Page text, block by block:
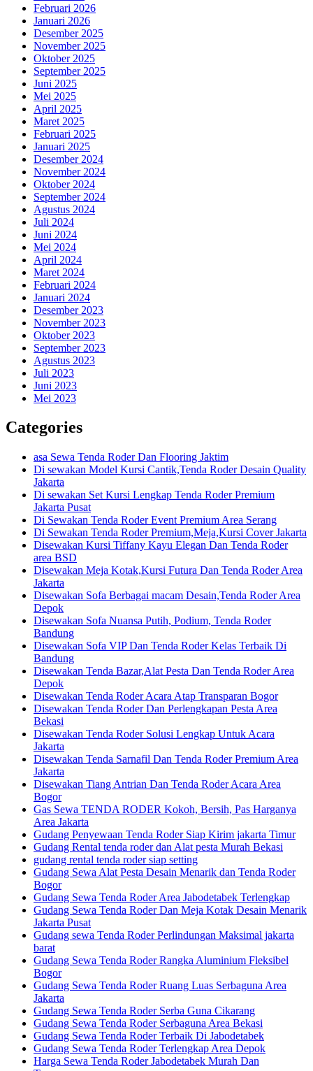
Februari 2026
Januari 2026
Desember 2025
November 2025
Oktober 2025
September 2025
Juni 2025
Mei 2025
April 2025
Maret 2025
Februari 2025
Januari 2025
Desember 2024
November 2024
Oktober 2024
September 2024
Agustus 2024
Juli 2024
Juni 2024
Mei 2024
April 2024
Maret 2024
Februari 2024
Januari 2024
Desember 2023
November 2023
Oktober 2023
September 2023
Agustus 2023
Juli 2023
Juni 2023
Mei 2023
Categories
asa Sewa Tenda Roder Dan Flooring Jaktim
Di sewakan Model Kursi Cantik,Tenda Roder Desain Quality
Jakarta
Di sewakan Set Kursi Lengkap Tenda Roder Premium
Jakarta Pusat
Di Sewakan Tenda Roder Event Premium Area Serang
Di Sewakan Tenda Roder Premium,Meja,Kursi Cover Jakarta
Disewakan Kursi Tiffany Kayu Elegan Dan Tenda Roder
area BSD
Disewakan Meja Kotak,Kursi Futura Dan Tenda Roder Area
Jakarta
Disewakan Sofa Berbagai macam Desain,Tenda Roder Area
Depok
Disewakan Sofa Nuansa Putih, Podium, Tenda Roder
Bandung
Disewakan Sofa VIP Dan Tenda Roder Kelas Terbaik Di
Bandung
Disewakan Tenda Bazar,Alat Pesta Dan Tenda Roder Area
Depok
Disewakan Tenda Roder Acara Atap Transparan Bogor
Disewakan Tenda Roder Dan Perlengkapan Pesta Area
Bekasi
Disewakan Tenda Roder Solusi Lengkap Untuk Acara
Jakarta
Disewakan Tenda Sarnafil Dan Tenda Roder Premium Area
Jakarta
Disewakan Tiang Antrian Dan Tenda Roder Acara Area
Bogor
Gas Sewa TENDA RODER Kokoh, Bersih, Pas Harganya
Area Jakarta
Gudang Penyewaan Tenda Roder Siap Kirim jakarta Timur
Gudang Rental tenda roder dan Alat pesta Murah Bekasi
gudang rental tenda roder siap setting
Gudang Sewa Alat Pesta Desain Menarik dan Tenda Roder
Bogor
Gudang Sewa Tenda Roder Area Jabodetabek Terlengkap
Gudang Sewa Tenda Roder Dan Meja Kotak Desain Menarik
Jakarta Pusat
Gudang sewa Tenda Roder Perlindungan Maksimal jakarta
barat
Gudang Sewa Tenda Roder Rangka Aluminium Fleksibel
Bogor
Gudang Sewa Tenda Roder Ruang Luas Serbaguna Area
Jakarta
Gudang Sewa Tenda Roder Serba Guna Cikarang
Gudang Sewa Tenda Roder Serbaguna Area Bekasi
Gudang Sewa Tenda Roder Terbaik Di Jabodetabek
Gudang Sewa Tenda Roder Terlengkap Area Depok
Harga Sewa Tenda Roder Jabodetabek Murah Dan